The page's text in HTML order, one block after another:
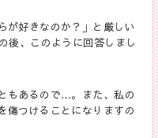
が好きなのか？」と厳しい
後、このように回答しまし
もあるので…。また、私の
傷つけることになりますの